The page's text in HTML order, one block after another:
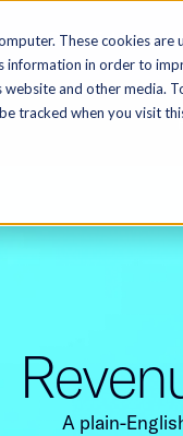
These cookies
information in order to
and other media.
tracked when you visit
Candid Health secures $120M in
Revenue Cycle
A plain-English guide to the